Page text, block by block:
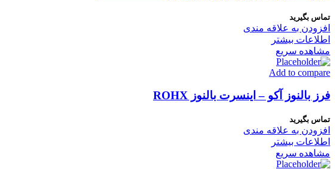
تماس بگیرید
افزودن به علاقه مندی
اطلاعات بیشتر
مشاهده سریع
Add to compare
فرز بالنوز آکو – اینسرت بالنوز ROHX
تماس بگیرید
افزودن به علاقه مندی
اطلاعات بیشتر
مشاهده سریع